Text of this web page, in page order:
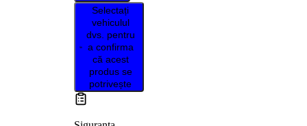
Selectați
vehiculul
dvs. pentru
a confirma
că acest
produs se
potrivește